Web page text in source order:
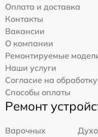
Оплата и доставка
Контакты
Вакансии
О компании
Ремонтируемые
Наши услуги
Согласие на
Способы оплаты
Ремонт
Варочных